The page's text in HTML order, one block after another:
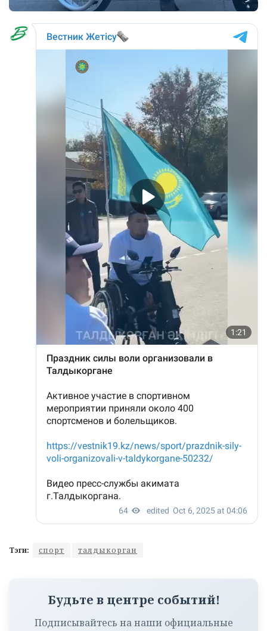
Тэги: спорт талдыкорган
Будьте в центре событий!
Подписывайтесь на наши официальные